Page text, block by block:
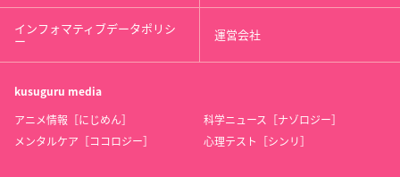
インフォマティブデータポリシ
ー 運営会社
kusuguru media
アニメ情報［にじめん］
科学ニュース［ナゾロジー］
メンタルケア［ココロジー］
心理テスト［シンリ］